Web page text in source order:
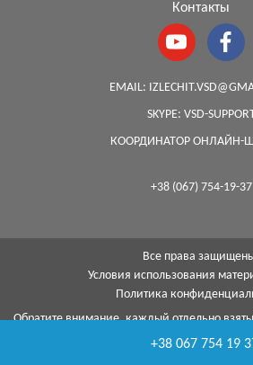
Контакты
EMAIL:
SKYPE: VSD-
КООРДИНАТОР ОНЛАЙН-
+38 (067) 754-19-37
Все права
Условия использования
Политика
Обратите внимание, каждый отдельно
помощью моей методики я смогу помочь
+38 067 754 19